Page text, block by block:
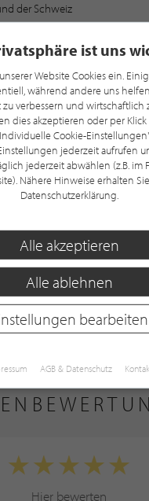
der Schweiz
Hier bewerten
ist uns
Website Cookies ein.
während andere uns
verbessern und wirtschaftlich
dies akzeptieren oder per
Cookie-
jederzeit aufrufen
jederzeit abwählen (z.B. im
Nähere Hinweise erhalten
Datenschutzerklärung.
Alle akzeptieren
Alle ablehnen
bearbeiten
AGB & Datenschutz